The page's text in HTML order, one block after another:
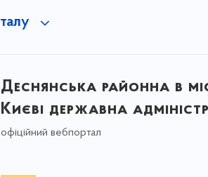
Деснянська районна в
Києві державна
офіційний вебпортал